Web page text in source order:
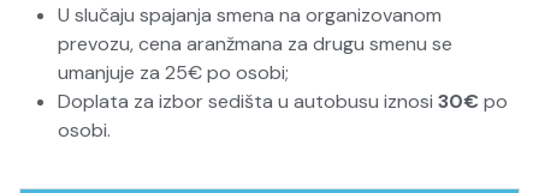
U slučaju spajanja smena na organizovanom
prevozu, cena aranžmana za drugu smenu se
umanjuje za 25€ po osobi;
Doplata za izbor sedišta u autobusu iznosi 30€ po
osobi.